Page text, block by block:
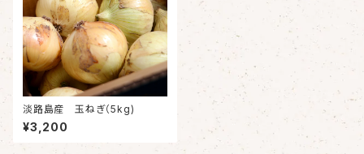
淡路島産 玉ねぎ（5kg)
¥3,200